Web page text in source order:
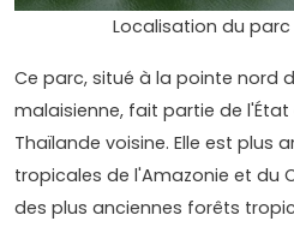
Localisation du
Ce parc, situé à la pointe nord
malaisienne, fait partie de
Thaïlande voisine. Elle est plus
tropicales de l'Amazonie et du
des plus anciennes forêts